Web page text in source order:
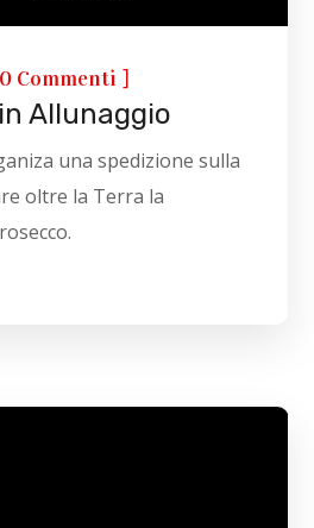
0 Commenti ]
Allunaggio
una spedizione sulla
oltre la Terra la